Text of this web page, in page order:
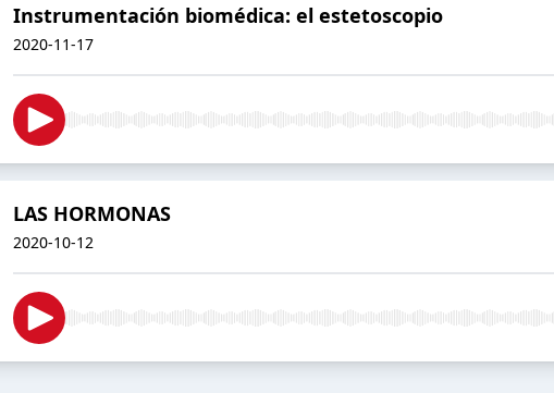
Instrumentación biomédica: el estetoscopio
2020-11-17
LAS HORMONAS
2020-10-12